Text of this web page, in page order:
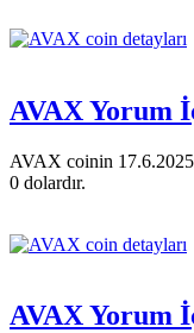
AVAX Yorum
AVAX coinin
0 dolardır.
AVAX Yorum